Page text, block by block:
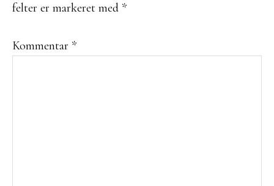
felter er markeret med *
Kommentar *